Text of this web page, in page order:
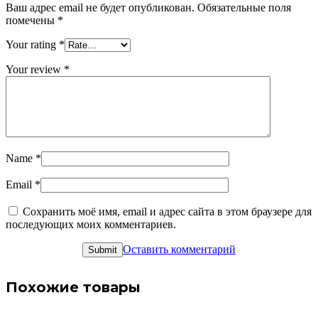
Ваш адрес email не будет опубликован. Обязательные поля
помечены *
Your rating *
Your review *
Name *
Email *
Сохранить моё имя, email и адрес сайта в этом браузере для
последующих моих комментариев.
Оставить комментарий
Похожие товары